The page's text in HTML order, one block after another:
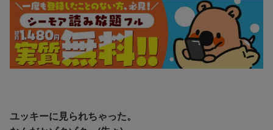
ユッキーに見られちゃった。